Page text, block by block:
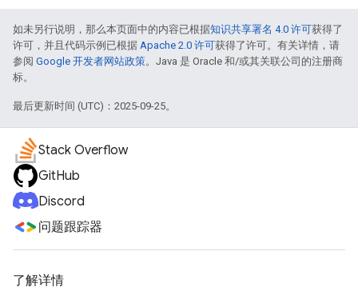
如未另行说明，那么本页面中的内容已根据知识共享署名 4.0 许可获得了
许可，并且代码示例已根据 Apache 2.0 许可获得了许可。有关详情，请
参阅 Google 开发者网站政策。Java 是 Oracle 和/或其关联公司的注册商
标。
最后更新时间 (UTC)：2025-09-25。
Stack Overflow
GitHub
Discord
问题跟踪器
了解详情